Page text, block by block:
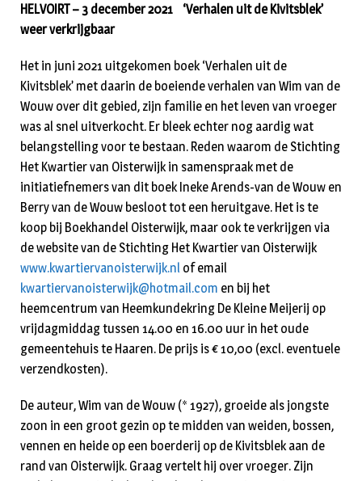
HELVOIRT – 3 december 2021 ‘Verhalen uit de Kivitsblek’
weer verkrijgbaar
Het in juni 2021 uitgekomen boek ‘Verhalen uit de
Kivitsblek’ met daarin de boeiende verhalen van Wim van de
Wouw over dit gebied, zijn familie en het leven van vroeger
was al snel uitverkocht. Er bleek echter nog aardig wat
belangstelling voor te bestaan. Reden waarom de Stichting
Het Kwartier van Oisterwijk in samenspraak met de
initiatiefnemers van dit boek Ineke Arends-van de Wouw en
Berry van de Wouw besloot tot een heruitgave. Het is te
koop bij Boekhandel Oisterwijk, maar ook te verkrijgen via
de website van de Stichting Het Kwartier van Oisterwijk
www.kwartiervanoisterwijk.nl of email
kwartiervanoisterwijk@hotmail.com en bij het
heemcentrum van Heemkundekring De Kleine Meijerij op
vrijdagmiddag tussen 14.00 en 16.00 uur in het oude
gemeentehuis te Haaren. De prijs is € 10,00 (excl. eventuele
verzendkosten).
De auteur, Wim van de Wouw (* 1927), groeide als jongste
zoon in een groot gezin op te midden van weiden, bossen,
vennen en heide op een boerderij op de Kivitsblek aan de
rand van Oisterwijk. Graag vertelt hij over vroeger. Zijn